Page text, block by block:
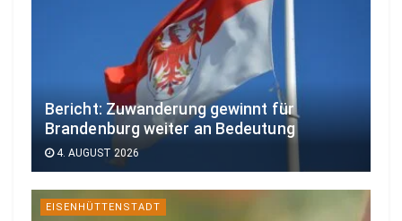
Bericht: Zuwanderung gewinnt für
Brandenburg weiter an Bedeutung
4. AUGUST 2026
EISENHÜTTENSTADT